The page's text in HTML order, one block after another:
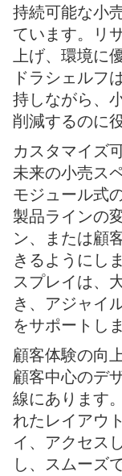
持続可能な小
ています。リ
上げ、環境に
ドラシェルフ
持しながら、
削減するのに
カスタマイズ
未来の小売ス
モジュール式
製品ラインの
ン、または顧
きるようにし
スプレイは、
き、アジャイ
をサポートし
顧客体験の向
顧客中心のデ
線にあります
れたレイアウ
イ、アクセス
し、スムーズ